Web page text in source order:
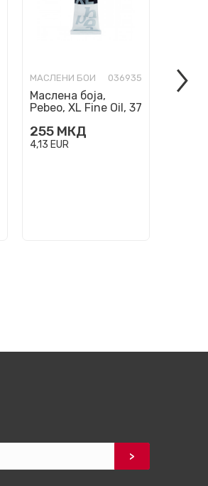
МАСЛЕНИ БОИ 036935
Маслена боја,
Pebeo, XL Fine Oil, 37
255 МКД
4,13 EUR